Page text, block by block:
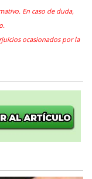
En caso de duda,
ocasionados por la